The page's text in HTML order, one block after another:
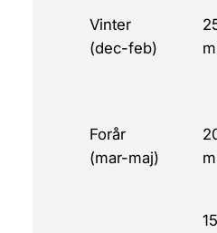
Vinter
(dec-feb)
m
Forår
(mar-maj)
m